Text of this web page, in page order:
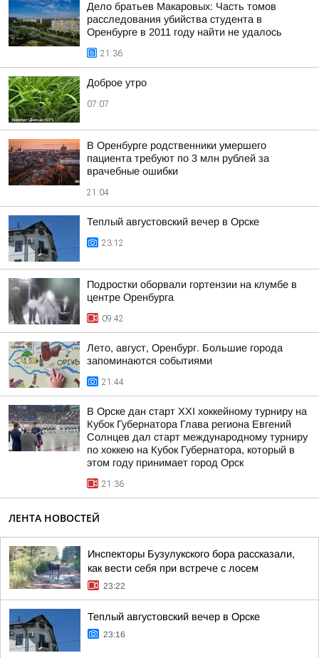
Дело братьев Макаровых: Часть томов
расследования убийства студента в
Оренбурге в 2011 году найти не удалось
21:36
Доброе утро
07:07
В Оренбурге родственники умершего
пациента требуют по 3 млн рублей за
врачебные ошибки
21:04
Теплый августовский вечер в Орске
23:12
Подростки оборвали гортензии на клумбе в
центре Оренбурга
09:42
Лето, август, Оренбург. Большие города
запоминаются событиями
21:44
В Орске дан старт XXI хоккейному турниру на
Кубок Губернатора Глава региона Евгений
Солнцев дал старт международному турниру
по хоккею на Кубок Губернатора, который в
этом году принимает город Орск
21:36
ЛЕНТА НОВОСТЕЙ
Инспекторы Бузулукского бора рассказали,
как вести себя при встрече с лосем
23:22
Теплый августовский вечер в Орске
23:16